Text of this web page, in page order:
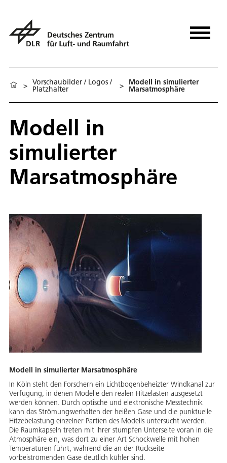
> Vorschaubilder / Logos /
Platzhalter > Modell in simulierter
Marsatmosphäre
Modell in
simulierter
Marsatmosphäre
Modell in simulierter Marsatmosphäre
In Köln steht den Forschern ein Lichtbogenbeheizter Windkanal zur
Verfügung, in denen Modelle den realen Hitzelasten ausgesetzt
werden können. Durch optische und elektronische Messtechnik
kann das Strömungsverhalten der heißen Gase und die punktuelle
Hitzebelastung einzelner Partien des Modells untersucht werden.
Die Raumkapseln treten mit ihrer stumpfen Unterseite voran in die
Atmosphäre ein, was dort zu einer Art Schockwelle mit hohen
Temperaturen führt, während die an der Rückseite
vorbeiströmenden Gase deutlich kühler sind.